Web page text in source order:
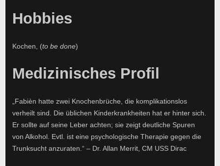
Hobbies
Kochen, (to be done)
Medizinisches Profil
„Fabièn hatte zwei Knochenbrüche, die komplikationslos
verheilt sind. Die üblichen Kinderkrankheiten hat er hinter sich.
Er sollte auf seine Leber achten; sie zeigt deutliche Spuren
von Alkohol. Evtl. ist eine psychologische Therapie gegen die
Trunksucht anzuraten.“ – Dr. Allan Merrit, CM USS Dirac